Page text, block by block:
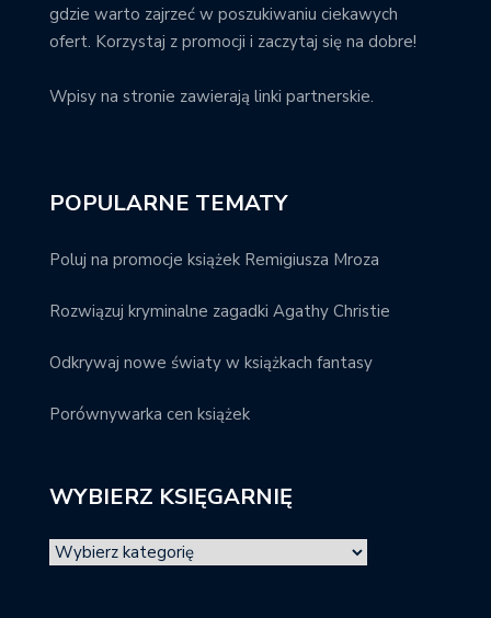
gdzie warto zajrzeć w poszukiwaniu ciekawych
ofert. Korzystaj z promocji i zaczytaj się na dobre!
Wpisy na stronie zawierają linki partnerskie.
POPULARNE TEMATY
Poluj na promocje książek Remigiusza Mroza
Rozwiązuj kryminalne zagadki Agathy Christie
Odkrywaj nowe światy w książkach fantasy
Porównywarka cen książek
WYBIERZ KSIĘGARNIĘ